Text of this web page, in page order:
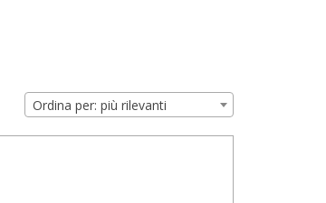
Ordina per: più rilevanti